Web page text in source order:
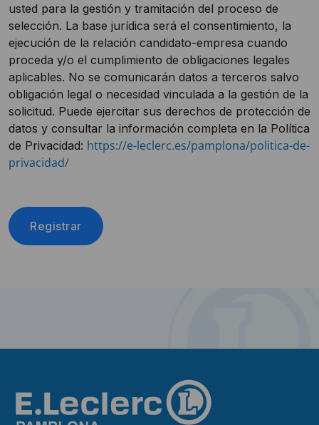
usted para la gestión y tramitación del proceso de
selección. La base jurídica será el consentimiento, la
ejecución de la relación candidato-empresa cuando
proceda y/o el cumplimiento de obligaciones legales
aplicables. No se comunicarán datos a terceros salvo
obligación legal o necesidad vinculada a la gestión de la
solicitud. Puede ejercitar sus derechos de protección de
datos y consultar la información completa en la Política
de Privacidad: https://e-leclerc.es/pamplona/politica-de-
privacidad/
Registrar